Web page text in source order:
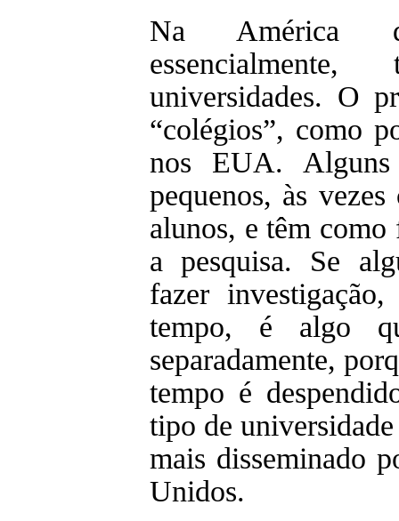
Na América
universidades. O
“colégios”, como
nos EUA. Alguns
pequenos, às
alunos, e têm
a pesquisa. Se
fazer
tempo, é algo
separadamente,
tempo é
tipo de
mais disseminado
Unidos.